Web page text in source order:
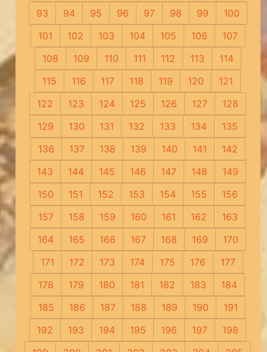
93
94 95 96 97 98 99
100
101
102 103 104 105 106
107
108
109 110 111 112 113
114
115
116 117 118 119 120
121
122
123 124 125 126 127
128
129
130 131 132 133 134
135
136
137 138 139 140 141
142
143
144 145 146 147 148
149
150
151 152 153 154 155
156
157
158 159 160 161 162
163
164
165 166 167 168 169
170
171
172 173 174 175 176
177
178
179 180 181 182 183
184
185
186 187 188 189 190
191
192
193 194 195 196 197
198